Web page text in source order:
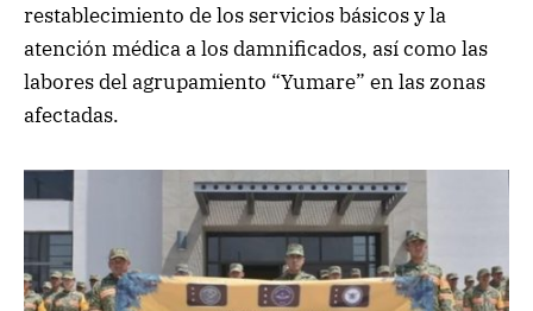
restablecimiento de los servicios básicos y la
atención médica a los damnificados, así como las
labores del agrupamiento “Yumare” en las zonas
afectadas.